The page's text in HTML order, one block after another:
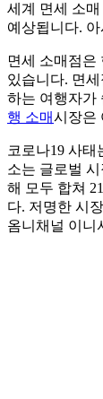
세계 면세 소매
예상됩니다.
면세 소매점은
있습니다. 면
하는 여행자가
행 소매시장은
코로나19 사
소는 글로벌
해 모두 합쳐
다. 저명한 시
옴니채널 이니